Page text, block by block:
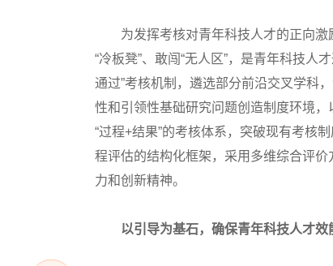
为发挥考核对青年科技人才的正向激
“冷板凳”、敢闯“无人区”，是青年科技人
通过”考核机制，遴选部分前沿交叉学科
性和引领性基础研究问题创造制度环境
“过程+结果”的考核体系，突破现有考核
程评估的结构化框架，采用多维综合评
力和创新精神。
以引导为基石，确保青年科技人才效